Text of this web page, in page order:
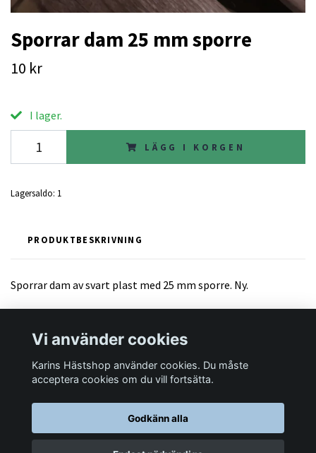
Sporrar dam 25 mm sporre
10 kr
I lager.
LÄGG I KORGEN
Lagersaldo: 1
PRODUKTBESKRIVNING
Sporrar dam av svart plast med 25 mm sporre. Ny.
Läs mer
© 2026 Karins Hästshop
Vi använder cookies
Karins Hästshop använder cookies. Du måste
acceptera cookies om du vill fortsätta.
Godkänn alla